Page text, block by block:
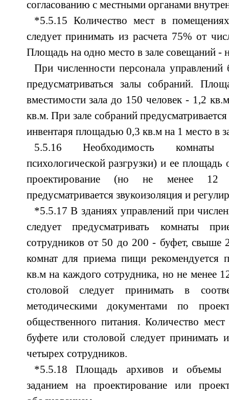
согласованию с местными органами
*5.5.15 Количество мест в
следует принимать из расчета 75% от
Площадь на одно место в зале совещаний -
При численности персонала управлений
предусматриваться залы собраний.
вместимости зала до 150 человек - 1,2
кв.м. При зале собраний
инвентаря площадью 0,3 кв.м на 1 место в
5.5.16 Необходимость
психологической разгрузки) и ее площадь
проектирование (но не менее
предусматривается звукоизоляция и
*5.5.17 В зданиях управлений при
следует предусматривать комнаты
сотрудников от 50 до 200 - буфет,
комнат для приема пищи рекомендуется
кв.м на каждого сотрудника, но не менее
столовой следует принимать в
методическими документами по
общественного питания. Количество
буфете или столовой следует принимать
четырех сотрудников.
*5.5.18 Площадь архивов и объемы
заданием на проектирование или